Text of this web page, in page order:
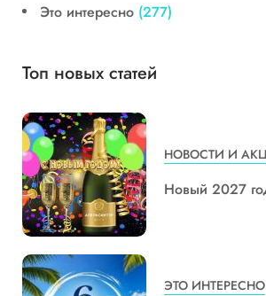
Это интересно (277)
Топ новых статей
НОВОСТИ И
Новый 2027
ЭТО ИНТЕРЕСНО